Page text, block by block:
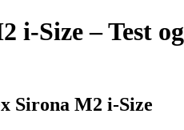
i-Size – Test og
Sirona M2 i-Size